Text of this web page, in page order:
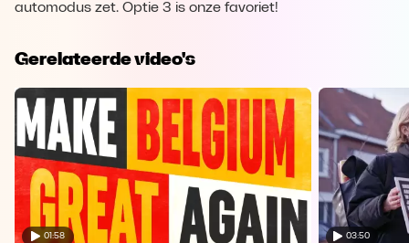
automodus zet. Optie 3 is onze favoriet!
Gerelateerde video's
01:58 03:50